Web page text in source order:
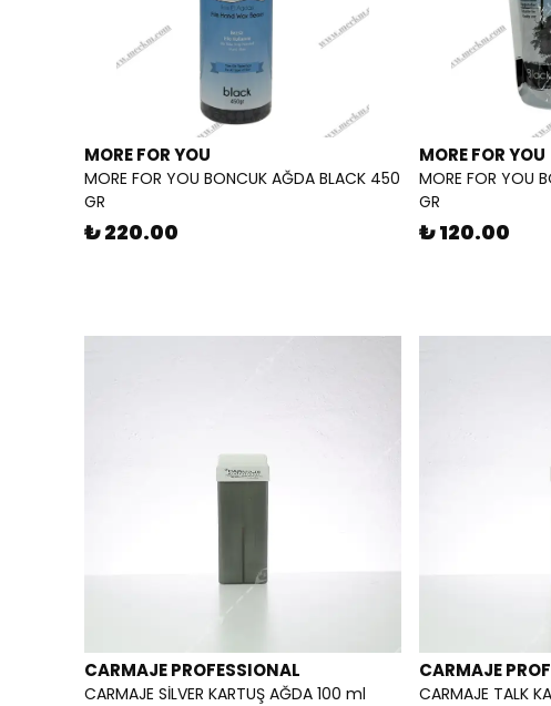
MORE FOR YOU
MORE FOR YOU BONCUK AĞDA BLACK 450
GR
₺ 220.00
MORE FOR YOU
MORE FOR YOU
GR
₺ 120.00
CARMAJE PROFESSIONAL
CARMAJE SİLVER KARTUŞ AĞDA 100 ml
CARMAJE
CARMAJE TALK